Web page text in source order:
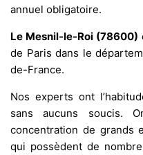
annuel obligatoire.
Le Mesnil-le-Roi (78600)
de Paris dans le
de-France.
Nos experts ont
sans aucuns soucis.
concentration de grands
qui possèdent de